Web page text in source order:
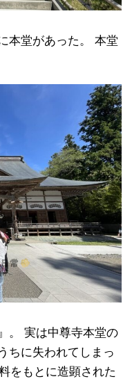
本堂があった。 本堂
。 実は中尊寺本堂の
ちに失われてしまっ
をもとに造顕された